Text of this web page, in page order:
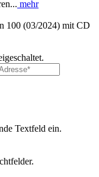
mehr
100 (03/2024) mit CD
Textfeld ein.